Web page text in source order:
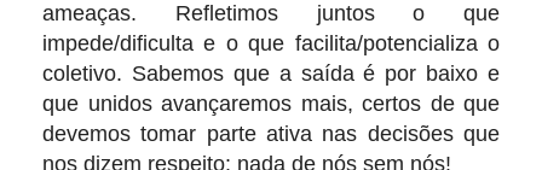
ameaças. Refletimos juntos o que
impede/dificulta e o que facilita/potencializa o
coletivo. Sabemos que a saída é por baixo e
que unidos avançaremos mais, certos de que
devemos tomar parte ativa nas decisões que
nos dizem respeito: nada de nós sem nós!